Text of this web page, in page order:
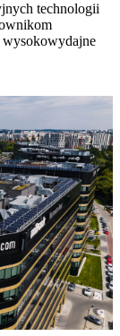
technologii
wysokowydajne